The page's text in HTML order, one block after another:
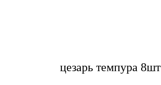
цезарь темпура 8шт